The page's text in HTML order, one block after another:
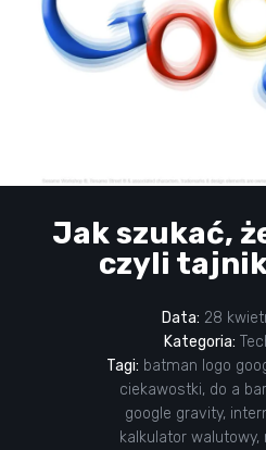
Jak szukać,
czyli
Data: 28
Kategoria:
Tagi: batman logo
ciekawostki, do a
google gravity,
kalkulator walutowy,